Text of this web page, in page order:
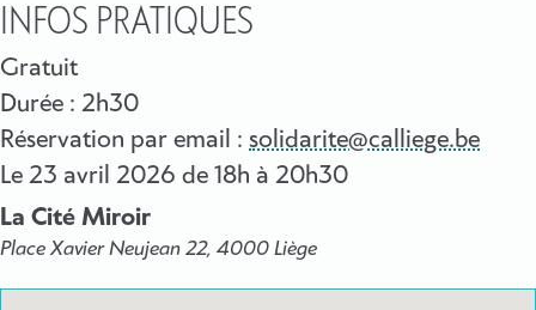
INFOS PRATIQUES
Gratuit
Durée : 2h30
Réservation par email : solidarite@calliege.be
Le 23 avril 2026 de 18h à 20h30
La Cité Miroir
Place Xavier Neujean 22, 4000 Liège